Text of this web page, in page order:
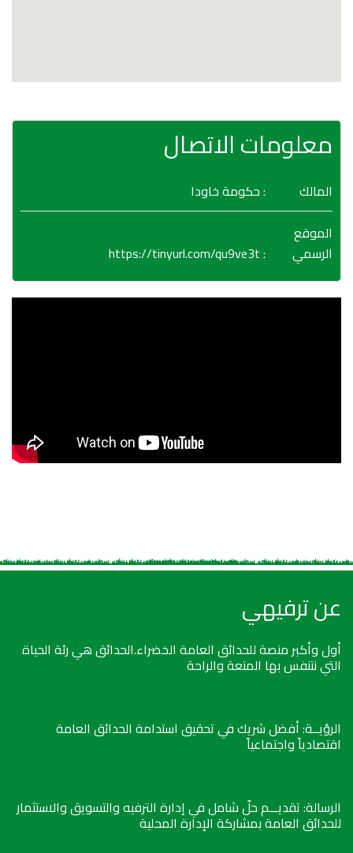
معلومات الاتصال
المالك
: حكومة خاودا
الموقع
الرسمي
:
https://tinyurl.com/qu9ve3t
عن ترفيهي
أول وأكبر منصة للحدائق العامة الخضراء.الحدائق هي رئة الحياة
التي نتنفس بها المتعة والراحة
الرؤيــة: أفضل شريك في تحقيق استدامة الحدائق العامة
اقتصادياً واجتماعياً
الرسالة: تقديـــم حلّ شامل في إدارة الترفيه والتسويق والاستثمار
للحدائق العامة بمشاركة الإدارة المحلية